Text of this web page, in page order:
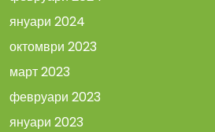
януари 2024
октомври 2023
март 2023
февруари 2023
януари 2023